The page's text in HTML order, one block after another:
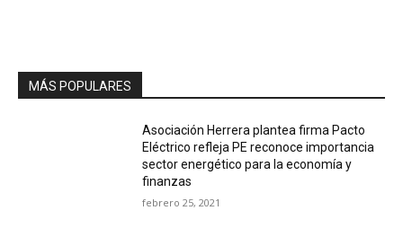
MÁS POPULARES
Asociación Herrera plantea firma Pacto
Eléctrico refleja PE reconoce importancia
sector energético para la economía y
finanzas
febrero 25, 2021